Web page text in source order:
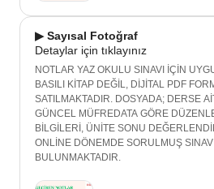
▶ Sayısal Fotoğraf
Detaylar için tıklayınız
NOTLAR YAZ OKULU SINAVI İÇİN
BASILI KİTAP DEĞİL, DİJİTAL PDF
SATILMAKTADIR. DOSYADA; DERSE
GÜNCEL MÜFREDATA GÖRE
BİLGİLERİ, ÜNİTE SONU
ONLİNE DÖNEMDE SORULMUŞ
BULUNMAKTADIR.